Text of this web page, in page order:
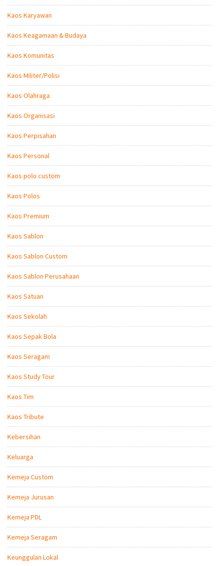
Kaos Karyawan
Kaos Keagamaan & Budaya
Kaos Komunitas
Kaos Militer/Polisi
Kaos Olahraga
Kaos Organisasi
Kaos Perpisahan
Kaos Personal
Kaos polo custom
Kaos Polos
Kaos Premium
Kaos Sablon
Kaos Sablon Custom
Kaos Sablon Perusahaan
Kaos Satuan
Kaos Sekolah
Kaos Sepak Bola
Kaos Seragam
Kaos Study Tour
Kaos Tim
Kaos Tribute
Kebersihan
Keluarga
Kemeja Custom
Kemeja Jurusan
Kemeja PDL
Kemeja Seragam
Keunggulan Lokal